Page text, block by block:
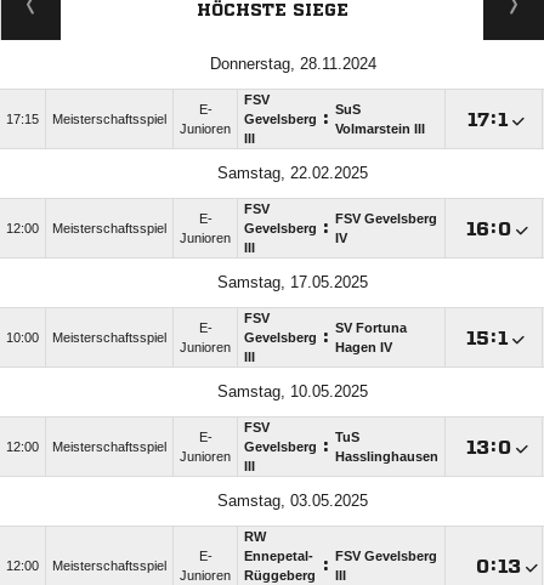
HÖCHSTE SIEGE
Donnerstag, 28.11.2024
17:15 Meisterschaftsspiel
E-
Junioren
FSV
Gevelsberg : SuS
Volmarstein III
:
Samstag, 22.02.2025
12:00 Meisterschaftsspiel
E-
Junioren
FSV
Gevelsberg :
FSV Gevelsberg
IV
:
Samstag, 17.05.2025
10:00 Meisterschaftsspiel
E-
Junioren
FSV
Gevelsberg : SV Fortuna
Hagen IV
:
Samstag, 10.05.2025
12:00 Meisterschaftsspiel
E-
Junioren
FSV
Gevelsberg : TuS
Hasslinghausen
:
Samstag, 03.05.2025
12:00 Meisterschaftsspiel
E-
Junioren
RW
Ennepetal-
Rüggeberg
:
FSV Gevelsberg
: